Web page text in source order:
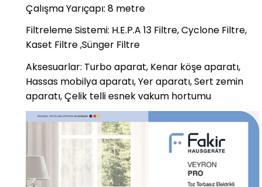
Çalışma Yarıçapı:8 metre
Filtreleme Sistemi: H.E.P.A 13 Filtre, Cyclone Filtre,
Kaset Filtre ,Sünger Filtre
Aksesuarlar: Turbo aparat, Kenar köşe aparatı,
Hassas mobilya aparatı, Yer aparatı, Sert zemin
aparatı, Çelik telli esnek vakum hortumu